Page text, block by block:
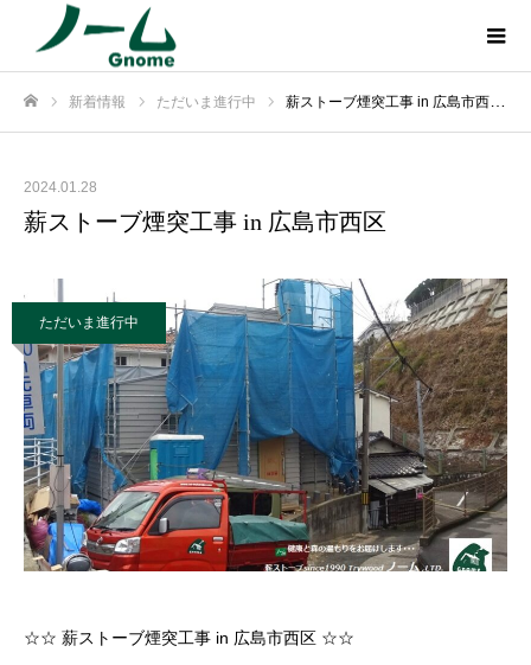
新着情報 ただいま進行中 薪ストーブ煙突工事 in 広島市西区
2024.01.28
薪ストーブ煙突工事 in 広島市西区
ただいま進行中
☆☆ 薪ストーブ煙突工事 in 広島市西区 ☆☆